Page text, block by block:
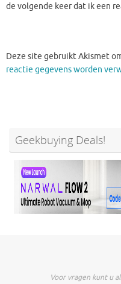
de volgende keer dat ik een
Deze site gebruikt Akismet
reactie gegevens worden
Geekbuying Deals!
Voor vragen kunt u